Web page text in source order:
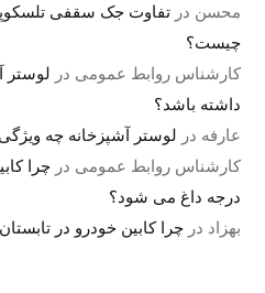
محسن درتفاوت جک سقفی
چیست؟
کارشناس روابط عمومی در لوستر
داشته باشد؟
عارفه در لوستر آشپزخانه چه
کارشناس روابط عمومی در
درجه داغ می شود؟
بهزاد درچرا کابین خودرو در تابستان تا ۶۰ درجه داغ می